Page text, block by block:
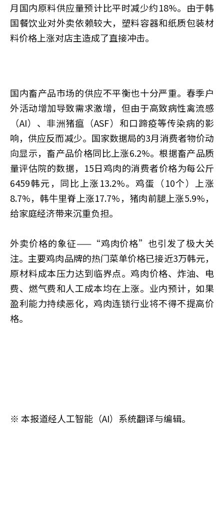
月国内原料供应量预计比平时减少约18%。由于韩
国餐饮业对外卖依赖较大，塑料容器和纸质包装材
料价格上涨对店主造成了直接冲击。
国内畜产品市场的供应不平衡也十分严重。春季户
外活动增加导致需求激增，但由于高致病性禽流感
（AI）、非洲猪瘟（ASF）和口蹄疫等传染病的影
响，供应反而减少。国家数据局的3月消费者物价动
向显示，畜产品价格同比上涨6.2%。根据畜产品质
量评估院的数据，15日鸡肉的消费者价格为每公斤
6459韩元，同比上涨13.2%。鸡蛋（10个）上涨
8.7%，韩牛里脊上涨17.7%，猪肉前腿上涨5.9%，
给家庭经济带来沉重负担。
外卖价格的象征——“鸡肉价格”也引发了极大关
注。主要鸡肉品牌的热门菜单价格已接近3万韩元，
原材料成本压力达到临界点。鸡肉价格、炸油、电
费、燃气费和人工成本均在上涨。业内预计，如果
盈利能力持续恶化，鸡肉连锁行业将不得不提高价
格。
※ 本报道经人工智能（AI）系统翻译与编辑。